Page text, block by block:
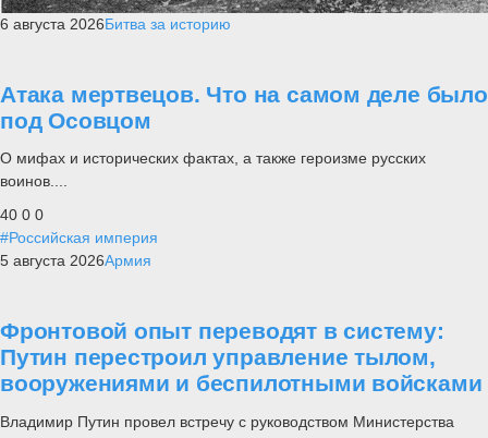
6 августа 2026Битва за историю
Атака мертвецов. Что на самом деле было
под Осовцом
О мифах и исторических фактах, а также героизме русских
воинов....
40 0 0
#Российская империя
5 августа 2026Армия
Фронтовой опыт переводят в систему:
Путин перестроил управление тылом,
вооружениями и беспилотными войсками
Владимир Путин провел встречу с руководством Министерства